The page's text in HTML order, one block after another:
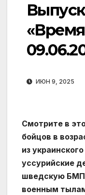
ИЮН 9, 2025
Смотрите в
бойцов в
из
уссурийские
шведскую БМП
военным